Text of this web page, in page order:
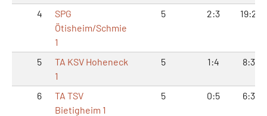
4
SPG
Ötisheim/Schmie
1
5 2:3 19:26
5
TA KSV Hoheneck
1
5 1:4 8:37
6
TA TSV
Bietigheim 1
5 0:5 6:39